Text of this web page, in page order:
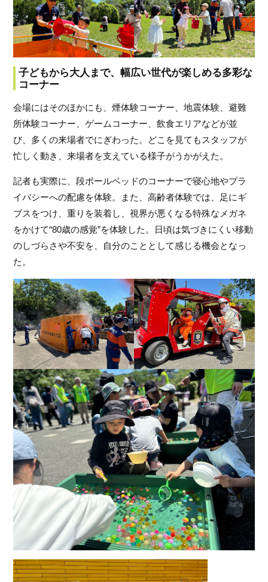
子どもから大人まで、幅広い世代が楽しめる多彩な
コーナー
会場にはそのほかにも、煙体験コーナー、地震体験、避難
所体験コーナー、ゲームコーナー、飲食エリアなどが並
び、多くの来場者でにぎわった。どこを見てもスタッフが
忙しく動き、来場者を支えている様子がうかがえた。
記者も実際に、段ボールベッドのコーナーで寝心地やプラ
イバシーへの配慮を体験。また、高齢者体験では、足にギ
ブスをつけ、重りを装着し、視界が悪くなる特殊なメガネ
をかけて“80歳の感覚”を体験した。日頃は気づきにくい移動
のしづらさや不安を、自分のこととして感じる機会となっ
た。